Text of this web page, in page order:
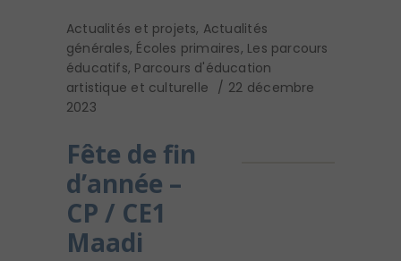
Actualités et projets, Actualités
générales, Écoles primaires, Les parcours
éducatifs, Parcours d'éducation
artistique et culturelle
22 décembre
2023
Fête de fin
d’année –
CP / CE1
Maadi